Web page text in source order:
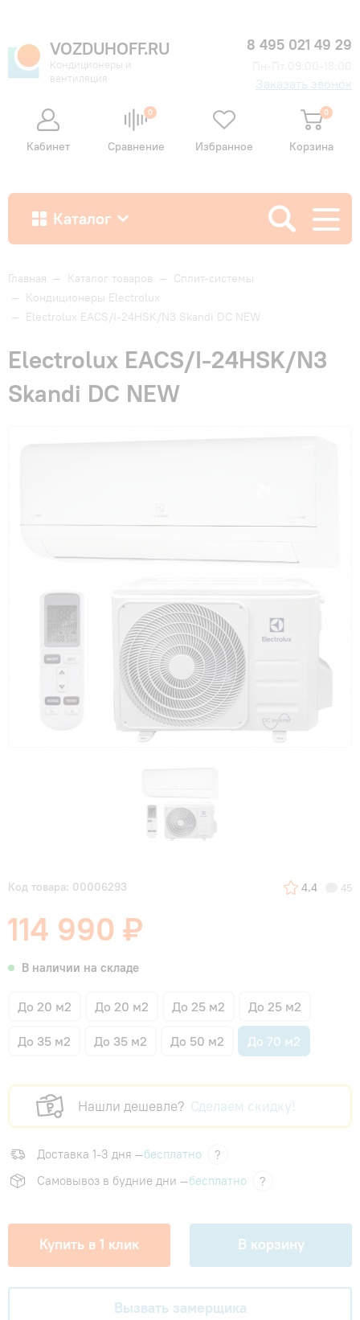
VOZDUHOFF.RU
Кондиционеры и
вентиляция
8 495 021 49 29
Заказать звонок
Кабинет
0
Сравнение Избранное
0
Корзина
Каталог
Как купить
Доставка и оплата
Гарантия и сервис
Акции
Главная — Каталог товаров — Сплит-системы
— Кондиционеры Electrolux
— Electrolux EACS/I-24HSK/N3 Skandi DC NEW
Electrolux EACS/I-24HSK/N3
Skandi DC NEW
Код товара: 00006293 4.4 45
114 990 ₽
В наличии на складе
До 20 м2 До 20 м2 До 25 м2 До 25 м2
До 35 м2 До 35 м2 До 50 м2 До 70 м2
Нашли дешевле? Сделаем скидку!
Доставка 1-3 дня —бесплатно
?
Самовывоз в будние дни —бесплатно ?
Купить в 1 клик В корзину
Вызвать замерщика